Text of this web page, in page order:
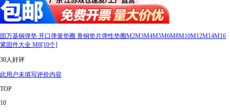
固万基铜弹垫 开口弹簧垫圈 青铜垫片弹性垫圈M2M3M4M5M6M8M10M12M14M16
紧固件大全 M8[10个]
30人好评
此用户未填写评价内容
TOP
10